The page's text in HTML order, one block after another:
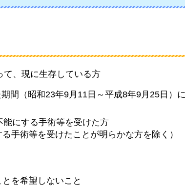
て、現に生存している方
間（昭和23年9月11日～平成8年9月25日）
にする手術等を受けた方
る手術等を受けたことが明らかな方を除く）
を希望しないこと